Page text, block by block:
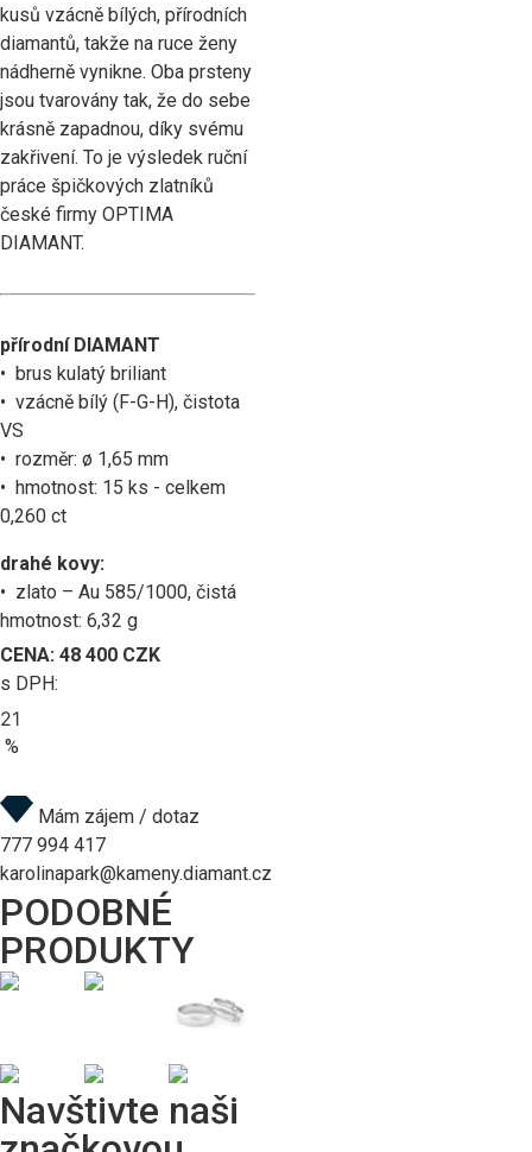
kusů vzácně bílých, přírodních
diamantů, takže na ruce ženy
nádherně vynikne. Oba prsteny
jsou tvarovány tak, že do sebe
krásně zapadnou, díky svému
zakřivení. To je výsledek ruční
práce špičkových zlatníků
české firmy OPTIMA
DIAMANT.
přírodní DIAMANT
•  brus
•  vzácně bílý (F-G-H), čistota
VS
•  rozměr: ø 1,65 mm
•  hmotnost: 15 ks - celkem
0,260 ct
drahé kovy:
• zlato – Au 585/1000, čistá
hmotnost: 6,32 g
CENA: 48 400 CZK
s DPH:
21
%
Mám zájem / dotaz
777 994 417
karolinapark@kameny.diamant.cz
PODOBNÉ
PRODUKTY
Navštivte naši